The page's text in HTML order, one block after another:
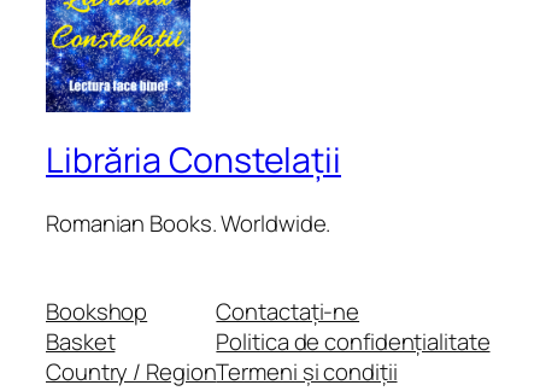
Librăria Constelații
Romanian Books. Worldwide.
Bookshop
Basket
Country / Region
Contactați-ne
Politica de confidențialitate
Termeni și condiții